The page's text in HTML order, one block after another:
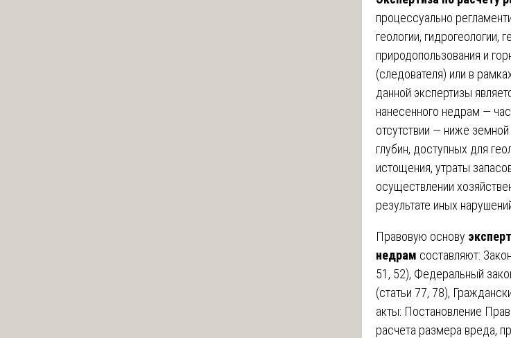
процессуально
геологии,
природопользования и
(следователя) или в
данной экспертизы
нанесенного недрам —
отсутствии — ниже
глубин, доступных для
истощения, утраты
осуществлении
результате иных
Правовую основу
недрам составляют:
51, 52), Федеральный
(статьи 77, 78),
акты: Постановление
расчета размера вреда,